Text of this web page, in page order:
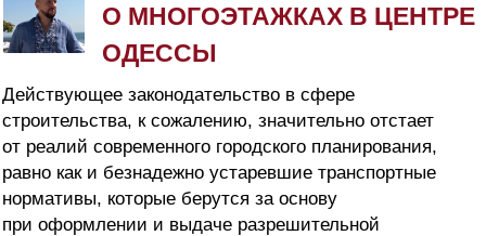
О МНОГОЭТАЖКАХ В ЦЕНТРЕ
ОДЕССЫ
Действующее законодательство в сфере
строительства, к сожалению, значительно отстает
от реалий современного городского планирования,
равно как и безнадежно устаревшие транспортные
нормативы, которые берутся за основу
при оформлении и выдаче разрешительной